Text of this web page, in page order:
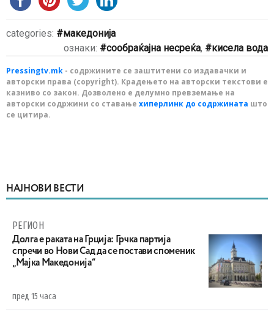
categories:
македонија
ознаки:
сообраќајна несреќа, кисела вода
Pressingtv.mk - содржините се заштитени со издавачки и
авторски права (copyright). Крадењето на авторски текстови е
казниво со закон. Дозволено е делумно превземање на
авторски содржини со ставање хиперлинк до содржината што
се цитира.
НАЈНОВИ ВЕСТИ
РЕГИОН
Долга е раката на Грција: Грчка партија
спречи во Нови Сад да се постави споменик
„Мајка Македонија“
пред 15 часа